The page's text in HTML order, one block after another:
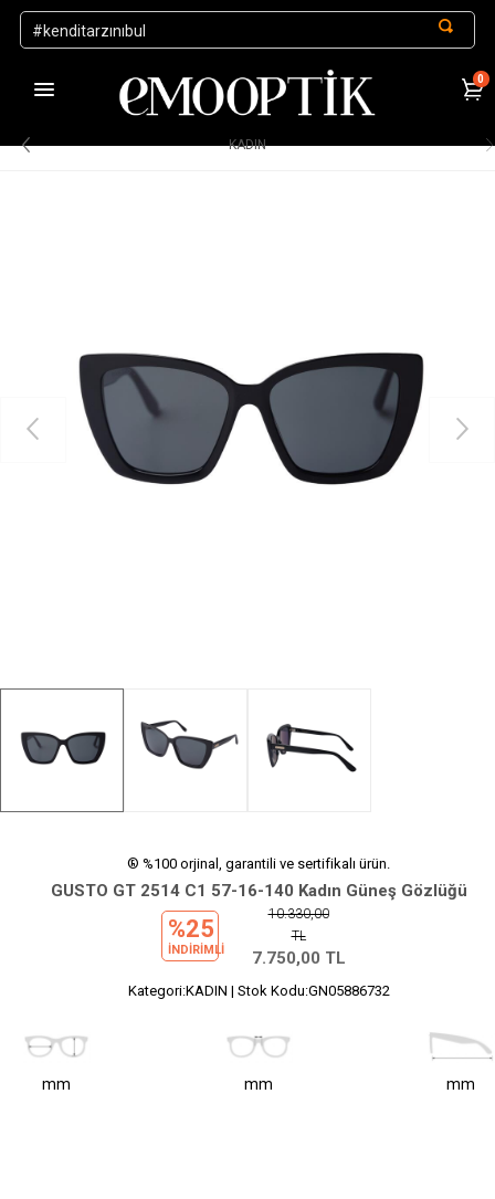
1000 TL ve Üzeri Alışverişlerde Kargo Ücretsiz
0
KADIN
® %100 orjinal, garantili ve sertifikalı ürün.
GUSTO GT 2514 C1 57-16-140 Kadın Güneş Gözlüğü
%25
INDIRIMLI
10.330,00
TL
7.750,00 TL
Kategori:KADIN | Stok Kodu:GN05886732
mm mm mm